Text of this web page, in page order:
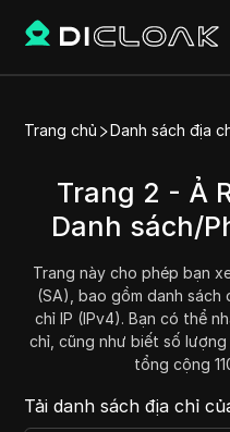
Trang chủ Danh sách địa
Trang 2 - Ả
Danh sách/
Trang này cho phép bạn
(SA), bao gồm danh sách
chỉ IP (IPv4). Bạn có thể
chỉ, cũng như biết số lượng
tổng cộng
Tải danh sách địa chỉ